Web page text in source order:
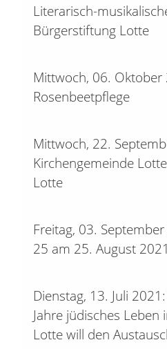
Literarisch-
Bürgerstiftung Lotte
Mittwoch, 06. Oktober
Rosenbeetpflege
Mittwoch, 22.
Kirchengemeinde
Lotte
Freitag, 03.
25 am 25. August 2021
Dienstag, 13. Juli
Jahre jüdisches Leben
Lotte will den